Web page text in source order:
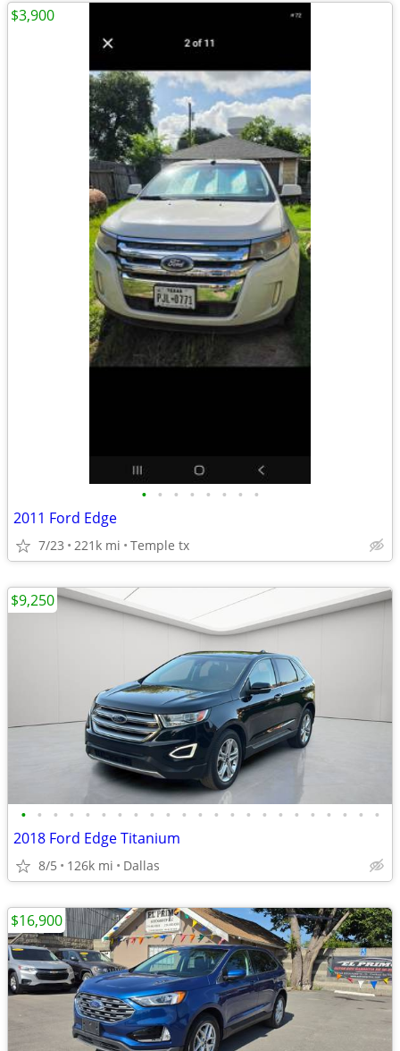
• • • • • • • •
2011 Ford Edge
7/23 221k mi Temple tx
$3,900
• • • • • • • • • • • • • • • • • • • • • • •
2018 Ford Edge Titanium
8/5 126k mi Dallas
$9,250
$16,900